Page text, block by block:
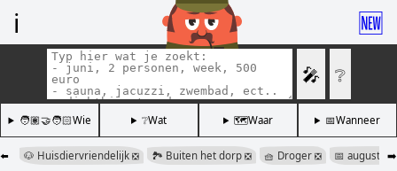
ℹ️ 🆕
🎤 ❔
🧑🏽‍🤝‍🧑🏻Wie ❔Wat 🗺️Waar 📅Wanneer
⬅️ ➡️
🐶 Huisdiervriendelijk ❎ 🏞️ Buiten het dorp ❎ 🧺 Droger ❎ 📅 augustus